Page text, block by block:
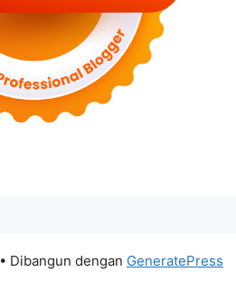
• Dibangun dengan GeneratePress